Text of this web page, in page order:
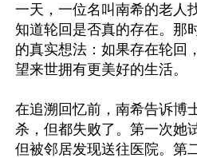
一天，一位名叫南希的老人
知道轮回是否真的存在。那
的真实想法：如果存在轮回
望来世拥有更美好的生活。
在追溯回忆前，南希告诉博
杀，但都失败了。第一次她
但被邻居发现送往医院。第